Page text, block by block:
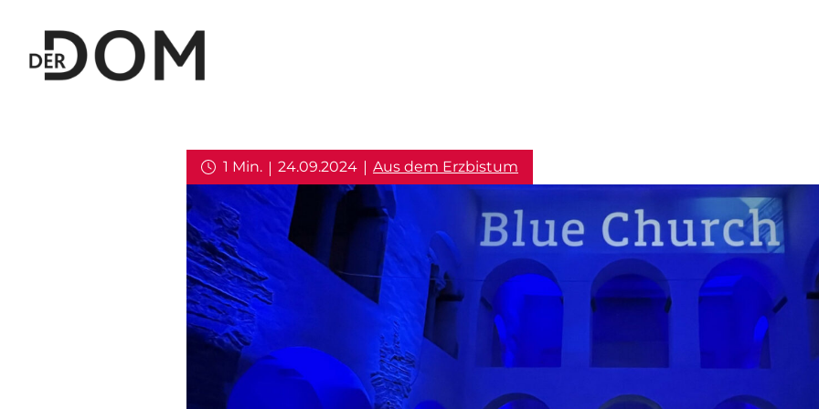
1 Min. 24.09.2024 Aus dem Erzbistum